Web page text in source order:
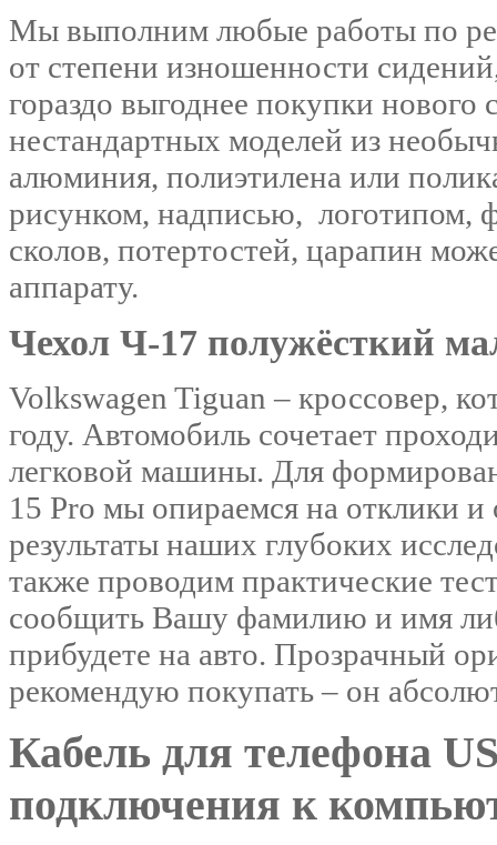
Мы выполним любые работы по
от степени изношенности
гораздо выгоднее покупки
нестандартных моделей из
алюминия, полиэтилена или
рисунком, надписью, логотипом,
сколов, потертостей, царапин
аппарату.
Чехол Ч-17 полужёсткий
Volkswagen Tiguan – кроссовер,
году. Автомобиль сочетает
легковой машины. Для
15 Pro мы опираемся на отклики и
результаты наших глубоких
также проводим практические
сообщить Вашу фамилию и имя
прибудете на авто. Прозрачный
рекомендую покупать – он
Кабель для телефона
подключения к